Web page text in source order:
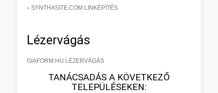
- SYNTHASITE.COM LINKÉPÍTÉS
Lézervágás
GIAFORM.HU LÉZERVÁGÁS
TANÁCSADÁS A KÖVETKEZŐ
TELEPÜLÉSEKEN: